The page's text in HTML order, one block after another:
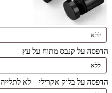
הדפסה על קנבס מתוח על עץ
הדפסה על בלוק אקרילי – לא לתלייה